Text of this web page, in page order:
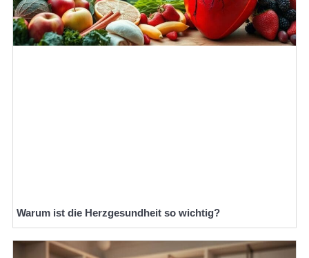
Warum ist die Herzgesundheit so wichtig?